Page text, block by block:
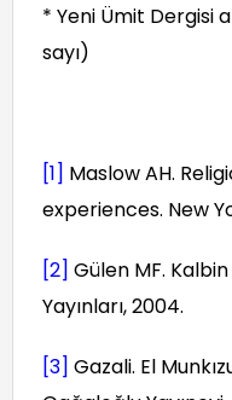
* Yeni Ümit Dergisi
sayı)
[1] Maslow AH.
experiences. New
[2] Gülen MF.
Yayınları, 2004.
[3] Gazali. El